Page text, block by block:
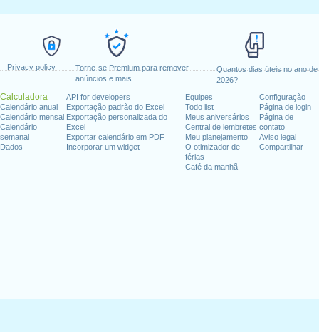
Privacy policy
Torne-se Premium para remover
anúncios e mais
Quantos dias úteis no ano de
2026?
Calculadora
Calendário anual
Calendário mensal
Calendário
semanal
Dados
API for developers
Exportação padrão do Excel
Exportação personalizada do
Excel
Exportar calendário em PDF
Incorporar um widget
Equipes
Todo list
Meus aniversários
Central de lembretes
Meu planejamento
O otimizador de
férias
Café da manhã
Configuração
Página de login
Página de
contato
Aviso legal
Compartilhar